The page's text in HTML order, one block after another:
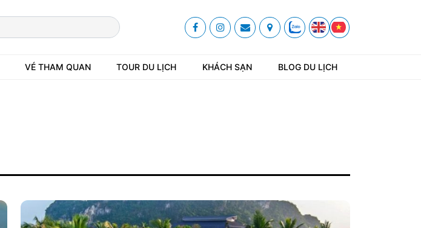
VÉ THAM QUAN TOUR DU LỊCH KHÁCH SẠN BLOG DU LỊCH